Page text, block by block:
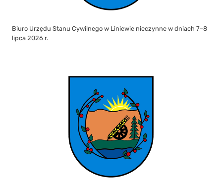
Biuro Urzędu Stanu Cywilnego w Liniewie nieczynne w dniach 7–8
lipca 2026 r.